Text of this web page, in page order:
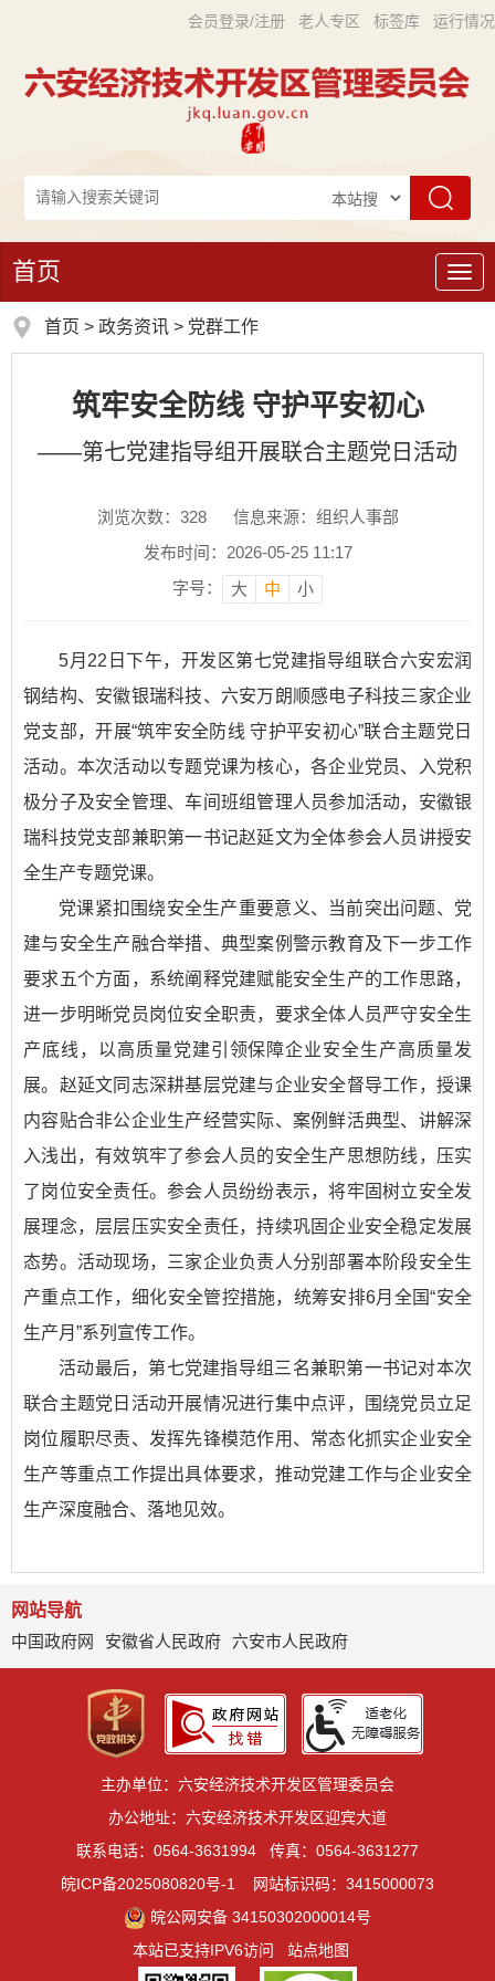
会员登录/注册 老人专区 标签库 运行情况
导
航
首页
首页 > 政务资讯 > 党群工作
筑牢安全防线 守护平安初心
——第七党建指导组开展联合主题党日活动
浏览次数： 328
信息来源：组织人事部
发布时间：2026-05-25 11:17
字号：
大 中 小
5月22日下午，开发区第七党建指导组联合六安宏润
钢结构、安徽银瑞科技、六安万朗顺感电子科技三家企业
党支部，开展“筑牢安全防线 守护平安初心”联合主题党日
活动。本次活动以专题党课为核心，各企业党员、入党积
极分子及安全管理、车间班组管理人员参加活动，安徽银
瑞科技党支部兼职第一书记赵延文为全体参会人员讲授安
全生产专题党课。
党课紧扣围绕安全生产重要意义、当前突出问题、党
建与安全生产融合举措、典型案例警示教育及下一步工作
要求五个方面，系统阐释党建赋能安全生产的工作思路，
进一步明晰党员岗位安全职责，要求全体人员严守安全生
产底线，以高质量党建引领保障企业安全生产高质量发
展。赵延文同志深耕基层党建与企业安全督导工作，授课
内容贴合非公企业生产经营实际、案例鲜活典型、讲解深
入浅出，有效筑牢了参会人员的安全生产思想防线，压实
了岗位安全责任。参会人员纷纷表示，将牢固树立安全发
展理念，层层压实安全责任，持续巩固企业安全稳定发展
态势。活动现场，三家企业负责人分别部署本阶段安全生
产重点工作，细化安全管控措施，统筹安排6月全国“安全
生产月”系列宣传工作。
活动最后，第七党建指导组三名兼职第一书记对本次
联合主题党日活动开展情况进行集中点评，围绕党员立足
岗位履职尽责、发挥先锋模范作用、常态化抓实企业安全
生产等重点工作提出具体要求，推动党建工作与企业安全
生产深度融合、落地见效。
网站导航
中国政府网
安徽省人民政府 六安市人民政府
主办单位：六安经济技术开发区管理委员会
办公地址：六安经济技术开发区迎宾大道
联系电话：0564-3631994
传真：0564-3631277
皖ICP备2025080820号-1
网站标识码：3415000073
皖公网安备 34150302000014号
本站已支持IPV6访问
站点地图